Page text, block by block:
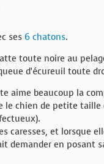
ses6 chatons.
toute noire au
d’écureuil toute
aime beaucoup la
le chien de petite taille
caresses, et lorsque
demander en posant